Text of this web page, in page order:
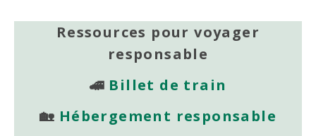
Ressources pour voyager
responsable
🚄 Billet de train
🏡 Hébergement responsable